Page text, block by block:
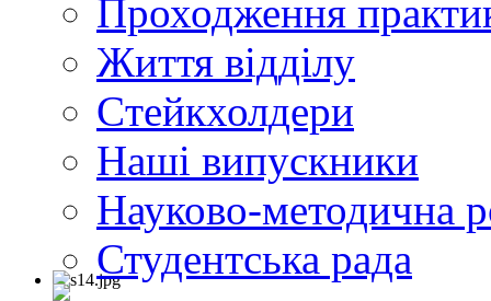
Проходження
Життя відділу
Cтейкхолдери
Наші випускники
Науково-методична
Студентська рада